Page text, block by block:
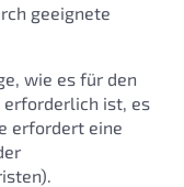
geeignete
wie es für den
erforderlich ist, es
erfordert eine